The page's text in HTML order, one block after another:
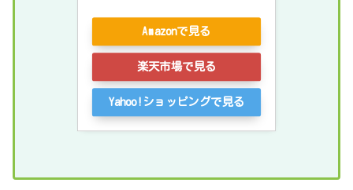
Amazonで見る
楽天市場で見る
Yahoo!ショッピングで見る